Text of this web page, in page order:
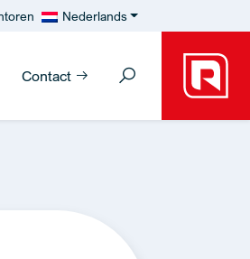
Nederlands
Contact